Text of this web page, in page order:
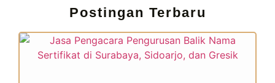
Postingan Terbaru